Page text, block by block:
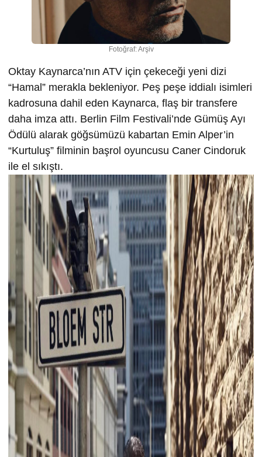
Fotoğraf: Arşiv
Oktay Kaynarca’nın ATV için çekeceği yeni dizi
“Hamal” merakla bekleniyor. Peş peşe iddialı isimleri
kadrosuna dahil eden Kaynarca, flaş bir transfere
daha imza attı. Berlin Film Festivali’nde Gümüş Ayı
Ödülü alarak göğsümüzü kabartan Emin Alper’in
“Kurtuluş” filminin başrol oyuncusu Caner Cindoruk
ile el sıkıştı.